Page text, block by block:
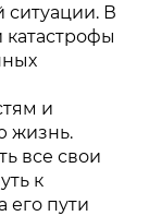
ситуации. В
катастрофы
и
жизнь.
все свои
к
его пути